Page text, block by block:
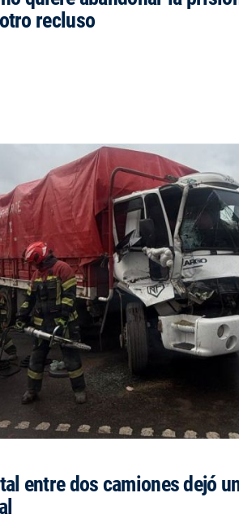
recluso
entre dos camiones dejó